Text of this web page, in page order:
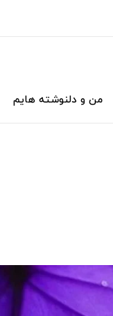
من و دلنوشته هایم